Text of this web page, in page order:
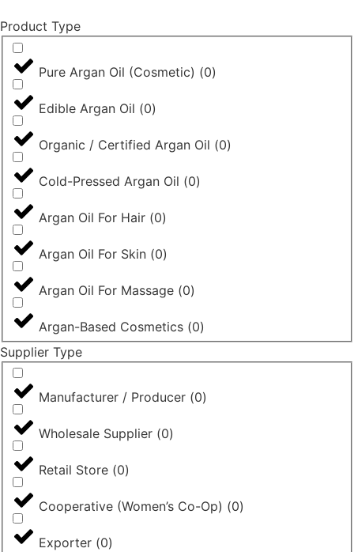
Product Type
Pure Argan Oil (Cosmetic) (0)
Edible Argan Oil (0)
Organic / Certified Argan Oil (0)
Cold-Pressed Argan Oil (0)
Argan Oil For Hair (0)
Argan Oil For Skin (0)
Argan Oil For Massage (0)
Argan-Based Cosmetics (0)
Supplier Type
Manufacturer / Producer (0)
Wholesale Supplier (0)
Retail Store (0)
Cooperative (Women’s Co-Op) (0)
Exporter (0)